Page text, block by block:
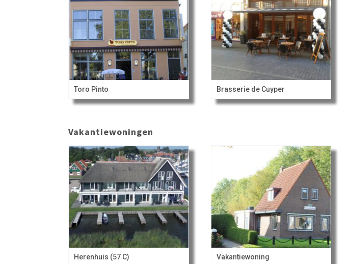
Toro Pinto Brasserie de Cuyper
Vakantiewoningen
Herenhuis (57 C) Vakantiewoning